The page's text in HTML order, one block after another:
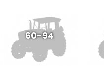
60-94